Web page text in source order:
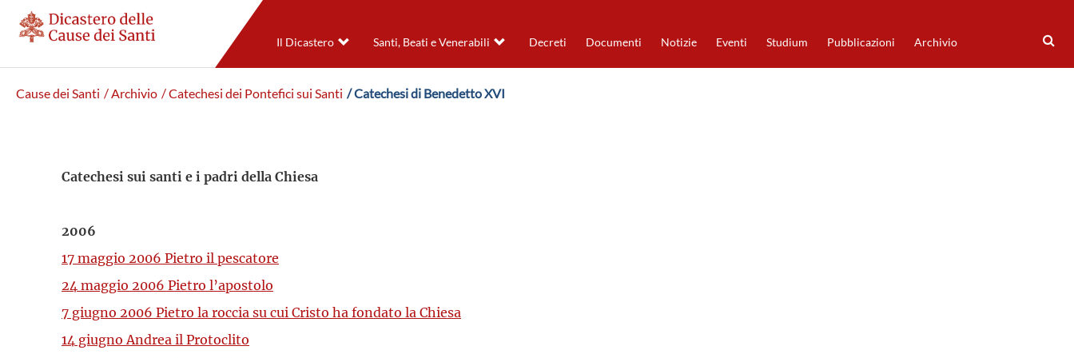
Il Dicastero Santi, Beati e Venerabili Decreti Documenti Notizie Eventi Studium Pubblicazioni Archivio
Cause dei Santi / Archivio / Catechesi dei Pontefici sui Santi / Catechesi di Benedetto XVI
Catechesi sui santi e i padri della Chiesa
2006
17 maggio 2006 Pietro il pescatore
24 maggio 2006 Pietro l’apostolo
7 giugno 2006 Pietro la roccia su cui Cristo ha fondato la Chiesa
14 giugno Andrea il Protoclito